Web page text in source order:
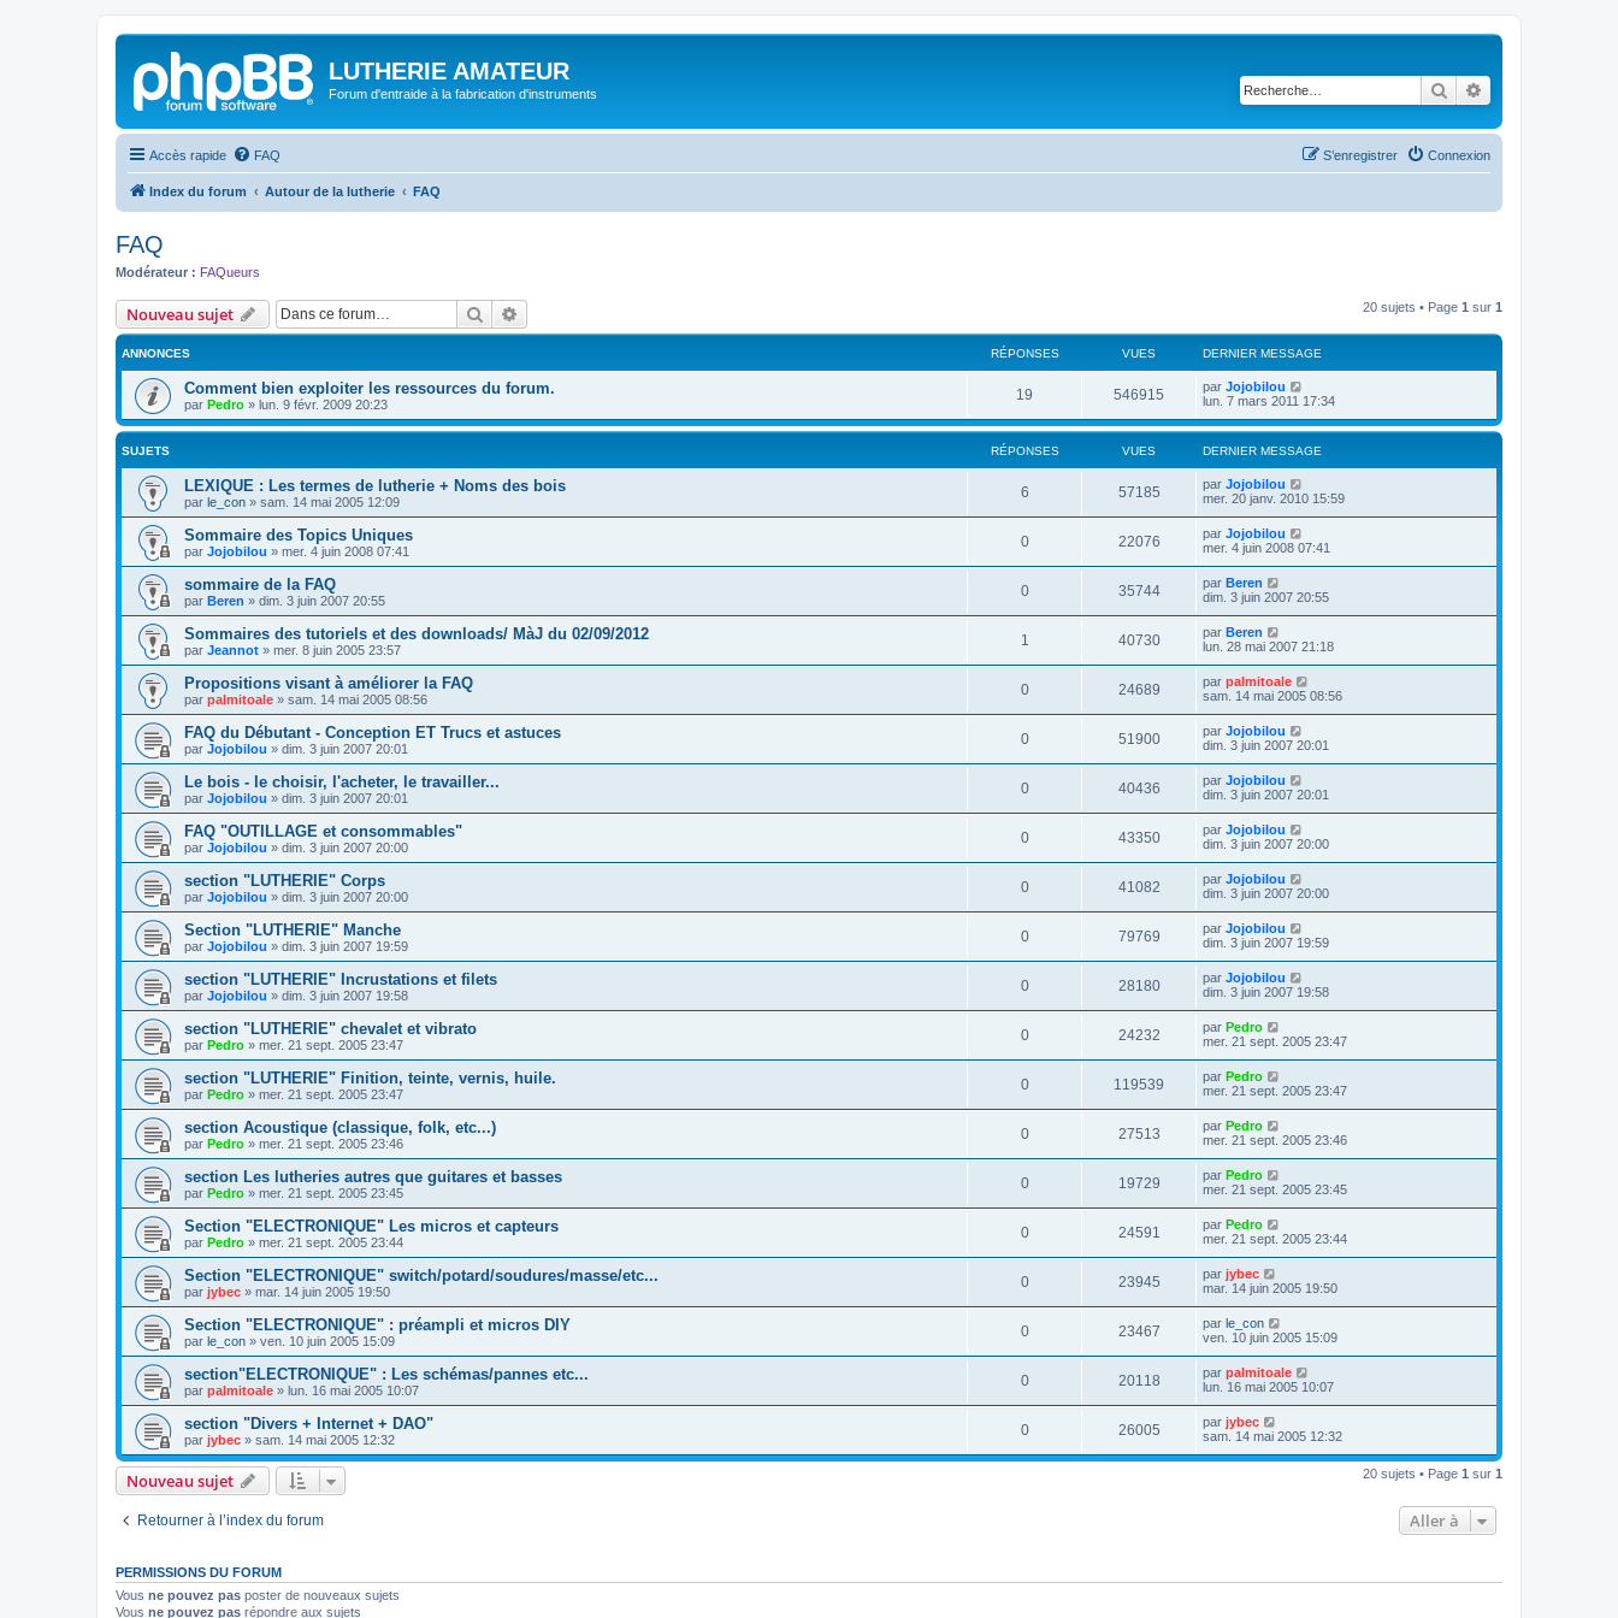
LUTHERIE AMATEUR
Forum d'entraide à la fabrication d'instruments Rechercher
Accès rapide FAQ Connexion
S’enregistrer
Index du forum Autour de la lutherie FAQ
FAQ
Modérateur : FAQueurs
Nouveau sujet Rechercher 20 sujets • Page 1 sur 1
ANNONCES RÉPONSES VUES DERNIER MESSAGE
Comment bien exploiter les ressources du forum.
par Pedro » lun. 9 févr. 2009 20:23
19 546915 par Jojobilou
lun. 7 mars 2011 17:34
SUJETS RÉPONSES VUES DERNIER MESSAGE
LEXIQUE : Les termes de lutherie + Noms des bois
par le_con » sam. 14 mai 2005 12:09
6 57185 par Jojobilou
mer. 20 janv. 2010 15:59
Sommaire des Topics Uniques
par Jojobilou » mer. 4 juin 2008 07:41
0 22076 par Jojobilou
mer. 4 juin 2008 07:41
sommaire de la FAQ
par Beren » dim. 3 juin 2007 20:55
0 35744 par Beren
dim. 3 juin 2007 20:55
Sommaires des tutoriels et des downloads/ MàJ du 02/09/2012
par Jeannot » mer. 8 juin 2005 23:57
1 40730 par Beren
lun. 28 mai 2007 21:18
Propositions visant à améliorer la FAQ
par palmitoale » sam. 14 mai 2005 08:56
0 24689 par palmitoale
sam. 14 mai 2005 08:56
FAQ du Débutant - Conception ET Trucs et astuces
par Jojobilou » dim. 3 juin 2007 20:01
0 51900 par Jojobilou
dim. 3 juin 2007 20:01
Le bois - le choisir, l'acheter, le travailler...
par Jojobilou » dim. 3 juin 2007 20:01
0 40436 par Jojobilou
dim. 3 juin 2007 20:01
FAQ "OUTILLAGE et consommables"
par Jojobilou » dim. 3 juin 2007 20:00
0 43350 par Jojobilou
dim. 3 juin 2007 20:00
section "LUTHERIE" Corps
par Jojobilou » dim. 3 juin 2007 20:00
0 41082 par Jojobilou
dim. 3 juin 2007 20:00
Section "LUTHERIE" Manche
par Jojobilou » dim. 3 juin 2007 19:59
0 79769 par Jojobilou
dim. 3 juin 2007 19:59
section "LUTHERIE" Incrustations et filets
par Jojobilou » dim. 3 juin 2007 19:58
0 28180 par Jojobilou
dim. 3 juin 2007 19:58
section "LUTHERIE" chevalet et vibrato
par Pedro » mer. 21 sept. 2005 23:47
0 24232 par Pedro
mer. 21 sept. 2005 23:47
section "LUTHERIE" Finition, teinte, vernis, huile.
par Pedro » mer. 21 sept. 2005 23:47
0 119539 par Pedro
mer. 21 sept. 2005 23:47
section Acoustique (classique, folk, etc...)
par Pedro » mer. 21 sept. 2005 23:46
0 27513 par Pedro
mer. 21 sept. 2005 23:46
section Les lutheries autres que guitares et basses
par Pedro » mer. 21 sept. 2005 23:45
0 19729 par Pedro
mer. 21 sept. 2005 23:45
Section "ELECTRONIQUE" Les micros et capteurs
par Pedro » mer. 21 sept. 2005 23:44
0 24591 par Pedro
mer. 21 sept. 2005 23:44
Section "ELECTRONIQUE" switch/potard/soudures/masse/etc...
par jybec » mar. 14 juin 2005 19:50
0 23945 par jybec
mar. 14 juin 2005 19:50
Section "ELECTRONIQUE" : préampli et micros DIY
par le_con » ven. 10 juin 2005 15:09
0 23467 par le_con
ven. 10 juin 2005 15:09
section"ELECTRONIQUE" : Les schémas/pannes etc...
par palmitoale » lun. 16 mai 2005 10:07
0 20118 par palmitoale
lun. 16 mai 2005 10:07
section "Divers + Internet + DAO"
par jybec » sam. 14 mai 2005 12:32
0 26005 par jybec
sam. 14 mai 2005 12:32
Nouveau sujet 20 sujets • Page 1 sur 1
Retourner à l’index du forum Aller à
PERMISSIONS DU FORUM
Vous ne pouvez pas poster de nouveaux sujets
Vous ne pouvez pas répondre aux sujets